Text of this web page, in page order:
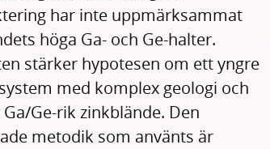
har inte uppmärksammat
höga Ga- och Ge-halter.
stärker hypotesen om ett yngre
med komplex geologi och
Ge-rik zinkblände. Den
metodik som använts är